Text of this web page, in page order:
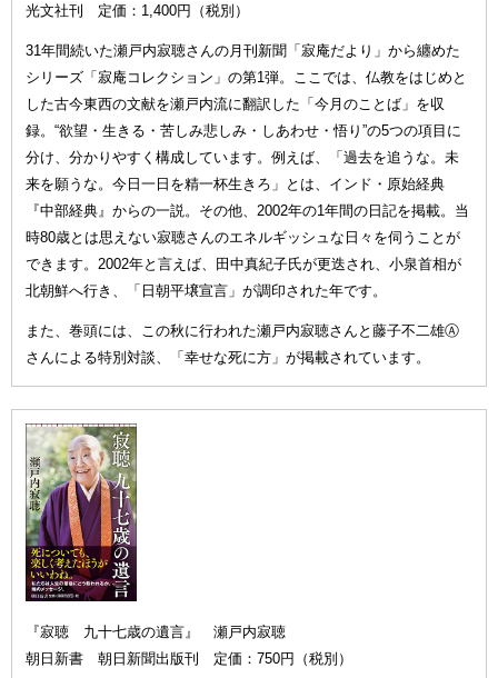
光文社刊 定価：1,400円（税別）
31年間続いた瀬戸内寂聴さんの月刊新聞「寂庵だより」から纏めた
シリーズ「寂庵コレクション」の第1弾。ここでは、仏教をはじめと
した古今東西の文献を瀬戸内流に翻訳した「今月のことば」を収
録。“欲望・生きる・苦しみ悲しみ・しあわせ・悟り”の5つの項目に
分け、分かりやすく構成しています。例えば、「過去を追うな。未
来を願うな。今日一日を精一杯生きろ」とは、インド・原始経典
『中部経典』からの一説。その他、2002年の1年間の日記を掲載。当
時80歳とは思えない寂聴さんのエネルギッシュな日々を伺うことが
できます。2002年と言えば、田中真紀子氏が更迭され、小泉首相が
北朝鮮へ行き、「日朝平壌宣言」が調印された年です。
また、巻頭には、この秋に行われた瀬戸内寂聴さんと藤子不二雄Ⓐ
さんによる特別対談、「幸せな死に方」が掲載されています。
『寂聴 九十七歳の遺言』 瀬戸内寂聴
朝日新書 朝日新聞出版刊 定価：750円（税別）